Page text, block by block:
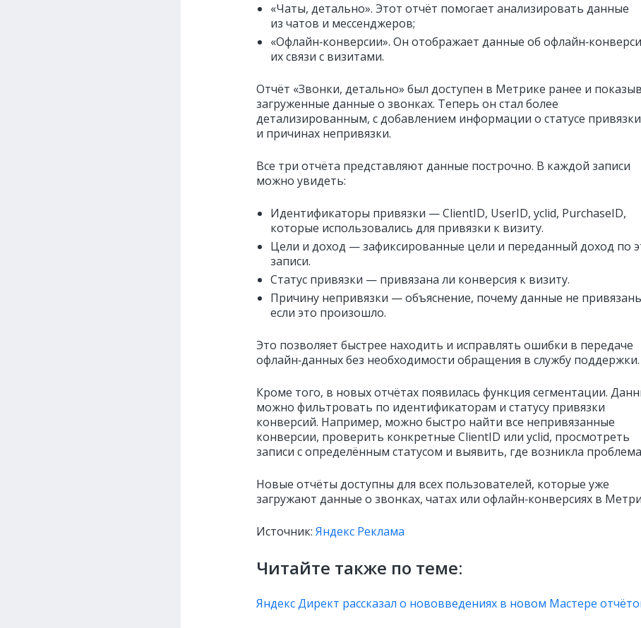
«Чаты, детально». Этот отчёт помогает анализировать данные
из чатов и мессенджеров;
«Офлайн‑конверсии». Он отображает данные об
их связи с визитами.
Отчёт «Звонки, детально» был доступен в Метрике ранее и
загруженные данные о звонках. Теперь он стал более
детализированным, с добавлением информации о статусе привязки
и причинах непривязки.
Все три отчёта представляют данные построчно. В каждой записи
можно увидеть:
Идентификаторы привязки — ClientID, UserID, yclid, PurchaseID,
которые использовались для привязки к визиту.
Цели и доход — зафиксированные цели и переданный доход по
записи.
Статус привязки — привязана ли конверсия к визиту.
Причину непривязки — объяснение, почему данные не
если это произошло.
Это позволяет быстрее находить и исправлять ошибки в передаче
офлайн‑данных без необходимости обращения в службу поддержки.
Кроме того, в новых отчётах появилась функция сегментации.
можно фильтровать по идентификаторам и статусу привязки
конверсий. Например, можно быстро найти все непривязанные
конверсии, проверить конкретные ClientID или yclid, просмотреть
записи с определённым статусом и выявить, где возникла
Новые отчёты доступны для всех пользователей, которые уже
загружают данные о звонках, чатах или офлайн‑конверсиях в
Источник: Яндекс Реклама
Читайте также по теме:
Яндекс Директ рассказал о нововведениях в новом Мастере